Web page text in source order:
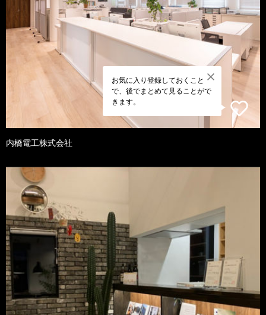
お気に入り登録しておくこと
で、後でまとめて見ることがで
きます。
内橋電工株式会社